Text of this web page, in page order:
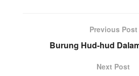
Previous Post
Burung Hud-hud
Next Post